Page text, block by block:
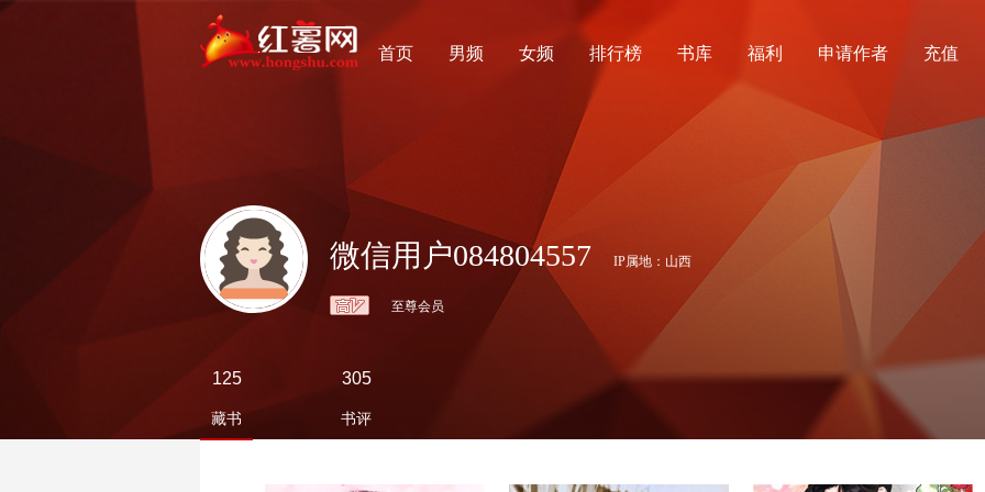
首页 男频 女频 排行榜 书库 福利 申请作者 充值
微信用户084804557 IP属地：山西
至尊会员
125
藏书
305
书评